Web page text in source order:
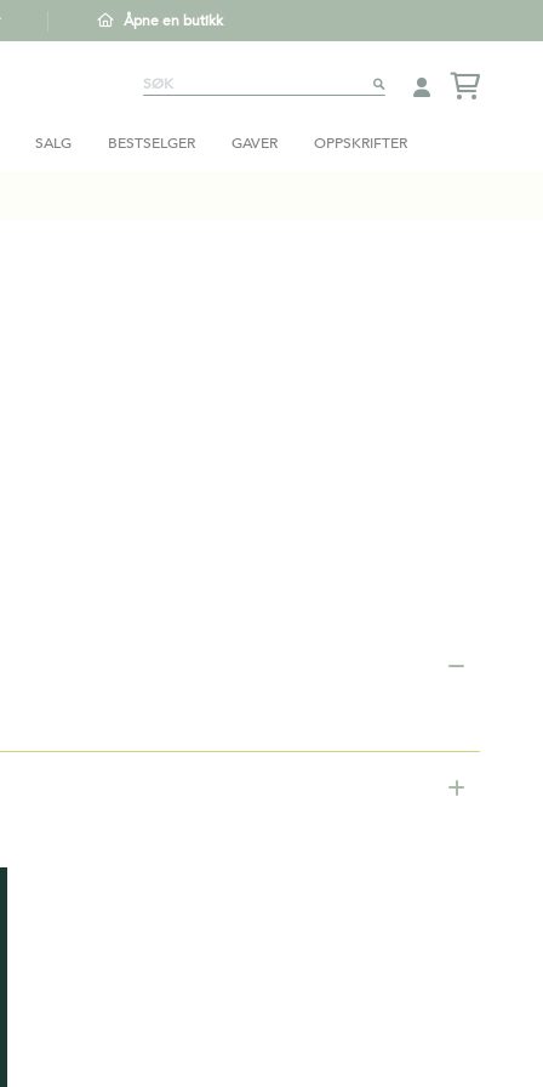
Åpne en butikk
SALG BESTSELGER GAVER OPPSKRIFTER